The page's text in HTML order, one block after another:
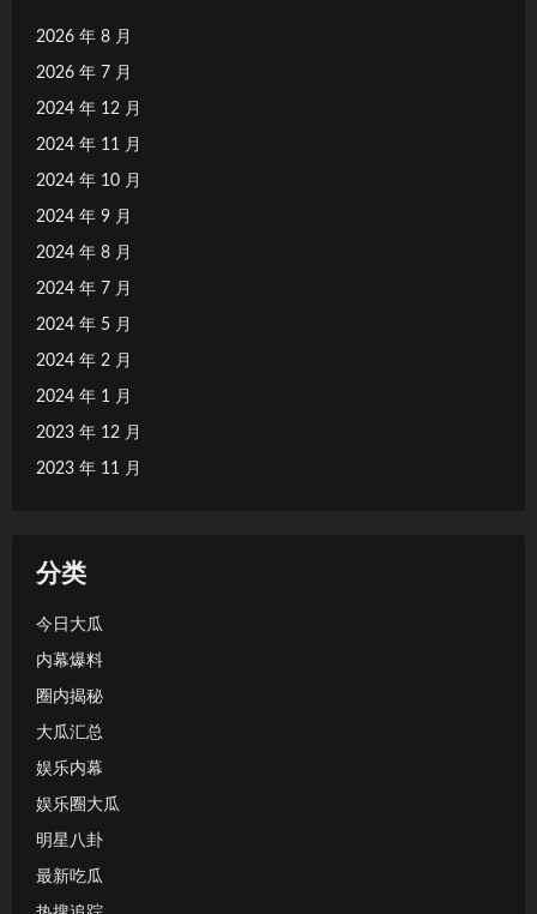
2026 年 8 月
2026 年 7 月
2024 年 12 月
2024 年 11 月
2024 年 10 月
2024 年 9 月
2024 年 8 月
2024 年 7 月
2024 年 5 月
2024 年 2 月
2024 年 1 月
2023 年 12 月
2023 年 11 月
分类
今日大瓜
内幕爆料
圈内揭秘
大瓜汇总
娱乐内幕
娱乐圈大瓜
明星八卦
最新吃瓜